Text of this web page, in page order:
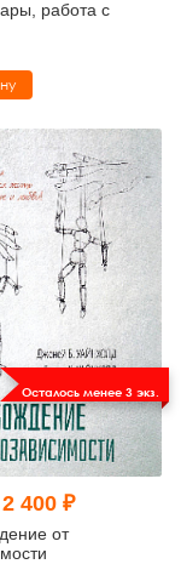
работа с
Осталось менее 3 экз.
2 400 ₽
от